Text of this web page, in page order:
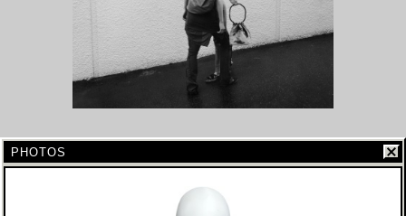
PHOTOS